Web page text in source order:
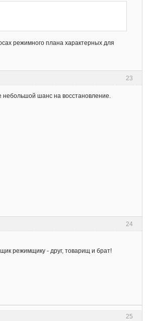
режимного плана характерных для
23
небольшой шанс на восстановление.
24
режимщику - друг, товарищ и брат!
25